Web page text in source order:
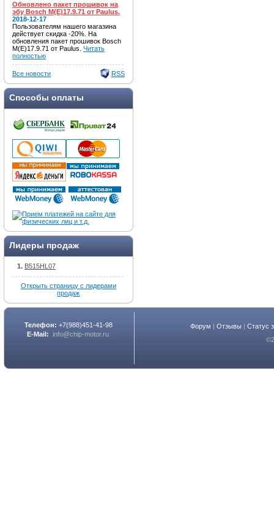
Обновлено пакет прошивок на
эбу Bosch M(E)17.9.71 от Paulus.
2018-12-17
Пользователям нашего магазина
действует скидка -20%. На
обновления пакет прошивок Bosch
M(E)17.9.71 от Paulus. Читать
полностью
Все новости RSS
Способы оплаты
Лидеры продаж
B515HL07
Открыть страницу с лидерами
продаж
Телефон: +7(988)451-41-98
E-Mail: info@chip-motor.ru
Форум |Отзывы |Статус